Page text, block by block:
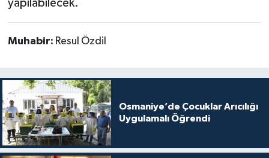
yapılabilecek.
Muhabir: Resul Özdil
Osmaniye’de Çocuklar Arıcılığı
Uygulamalı Öğrendi